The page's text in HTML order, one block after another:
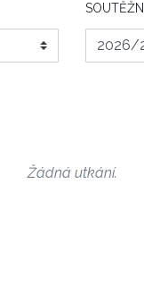
Žádná utkání.